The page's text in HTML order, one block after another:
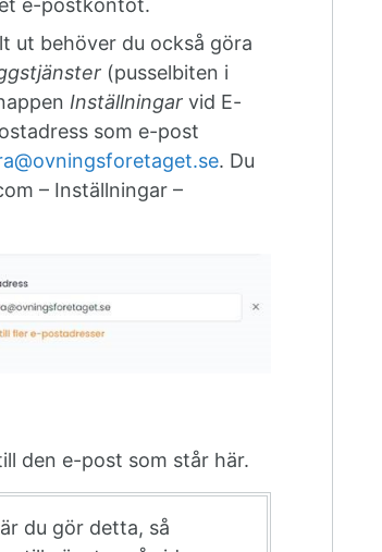
ut behöver du också göra
(pusselbiten i
Inställningar vid E-
som e-post
. Du
– Inställningar –
den e-post som står här.
du gör detta, så